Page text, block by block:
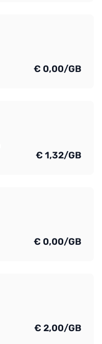
€ 0,00/GB
€ 1,32/GB
€ 0,00/GB
€ 2,00/GB